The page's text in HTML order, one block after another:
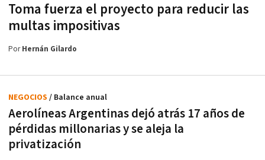
Toma fuerza el proyecto para reducir las
multas impositivas
PorHernán Gilardo
Aerolíneas Argentinas dejó atrás 17 años de
pérdidas millonarias y se aleja la
privatización
NEGOCIOS / Balance anual